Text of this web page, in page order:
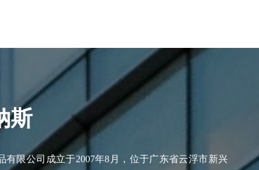
斯
限公司成立于2007年8月，位于广东省云浮市新兴